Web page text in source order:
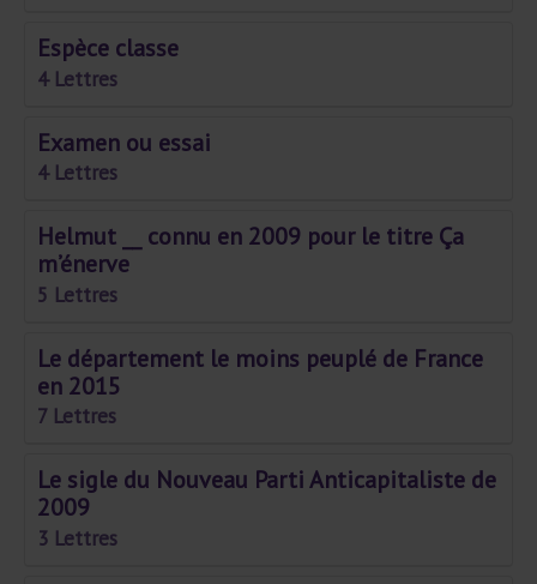
Espèce classe
4 Lettres
Examen ou essai
4 Lettres
Helmut __ connu en 2009 pour le titre Ça
m’énerve
5 Lettres
Le département le moins peuplé de France
en 2015
7 Lettres
Le sigle du Nouveau Parti Anticapitaliste de
2009
3 Lettres